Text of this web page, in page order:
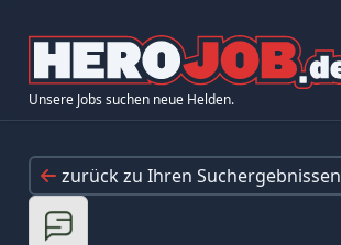
Unsere Jobs suchen neue Helden.
zurück zu Ihren Suchergebnissen